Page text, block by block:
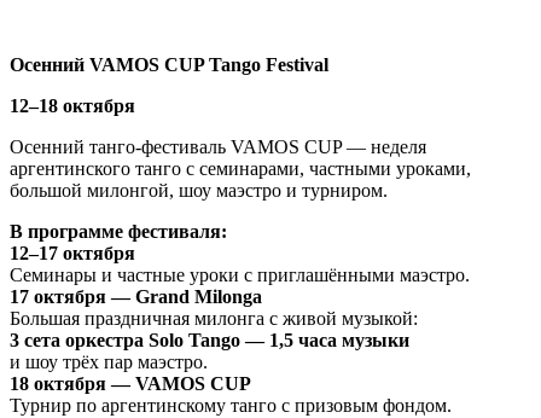
Осенний VAMOS CUP Tango Festival
12–18 октября
Осенний танго-фестиваль VAMOS CUP — неделя
аргентинского танго с семинарами, частными уроками,
большой милонгой, шоу маэстро и турниром.
В программе фестиваля:
12–17 октября
Семинары и частные уроки с приглашёнными маэстро.
17 октября — Grand Milonga
Большая праздничная милонга с живой музыкой:
3 сета оркестра Solo Tango — 1,5 часа музыки
и шоу трёх пар маэстро.
18 октября — VAMOS CUP
Турнир по аргентинскому танго с призовым фондом.